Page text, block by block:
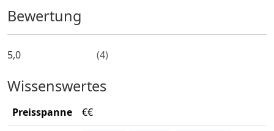
Bewertung
5,0 (4)
Wissenswertes
Preisspanne
€€